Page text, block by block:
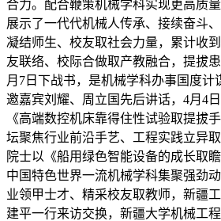
合力。配合鞭策机械学科实现更高质
展示了一代代机械人传承、接续奋斗
凝结师生、校友取社会力量，累计收
友联络、校际合做取产教融合，提拔
月7日下战书，是机械学科办事国度计
邀嘉宾刘耀、周立国先后讲话，4月4
《高端数控机床靠得住性试验取提拔
坛聚焦行业前沿手艺、工程实践立异
院士以《船用绿色智能设备的成长取
中国特色世界一流机械学科集聚强劲
业领甲士才、精采校友取教师，新疆
建平一行来访交换，新疆大学机械工